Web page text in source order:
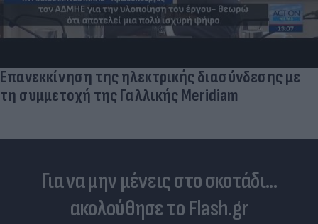
με
Πρωτοφανές σκάνδαλο - Aθλήτριες
«φουσκώνουν» τον στηθόδεσμό
έχουν πλεονέκτημα
Για να μην μένεις στο σκοτάδι...
ακολούθησε το Flash.gr